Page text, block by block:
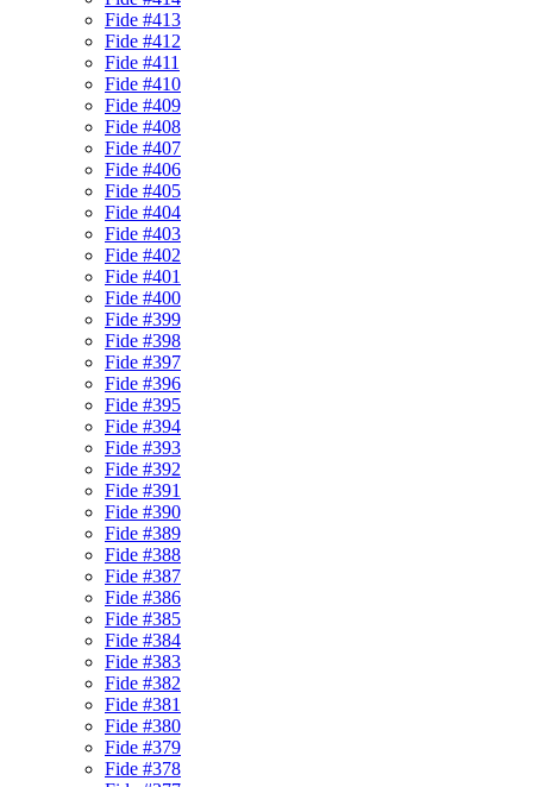
Fide #413
Fide #412
Fide #411
Fide #410
Fide #409
Fide #408
Fide #407
Fide #406
Fide #405
Fide #404
Fide #403
Fide #402
Fide #401
Fide #400
Fide #399
Fide #398
Fide #397
Fide #396
Fide #395
Fide #394
Fide #393
Fide #392
Fide #391
Fide #390
Fide #389
Fide #388
Fide #387
Fide #386
Fide #385
Fide #384
Fide #383
Fide #382
Fide #381
Fide #380
Fide #379
Fide #378